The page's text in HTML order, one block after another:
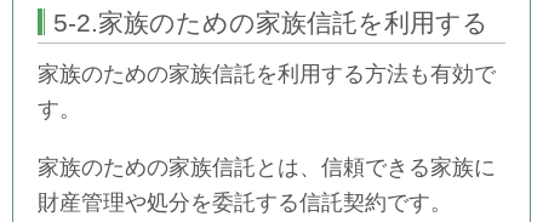
5-2.家族のための家族信託を利用する
家族のための家族信託を利用する方法も有効で
す。
家族のための家族信託とは、信頼できる家族に
財産管理や処分を委託する信託契約です。